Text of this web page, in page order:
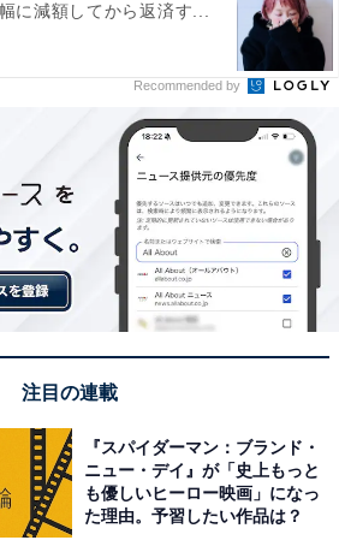
に減額してから返済す...
Recommended by
注目の連載
『スパイダーマン：ブランド・
ニュー・デイ』が「史上もっと
も優しいヒーロー映画」になっ
た理由。予習したい作品は？